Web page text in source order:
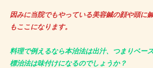
因みに当院でもやっている美容鍼の顔や頭に
もここになります。
料理で例えるなら本治法は出汁、つまりベー
標治法は味付けになるのでしょうか？